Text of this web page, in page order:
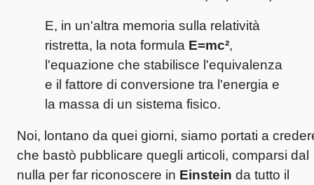
E, in un'altra memoria sulla relatività
ristretta, la nota formula E=mc²,
l'equazione che stabilisce l'equivalenza
e il fattore di conversione tra l'energia e
la massa di un sistema fisico.
Noi, lontano da quei giorni, siamo portati a
che bastò pubblicare quegli articoli, comparsi dal
nulla per far riconoscere in Einstein da tutto il